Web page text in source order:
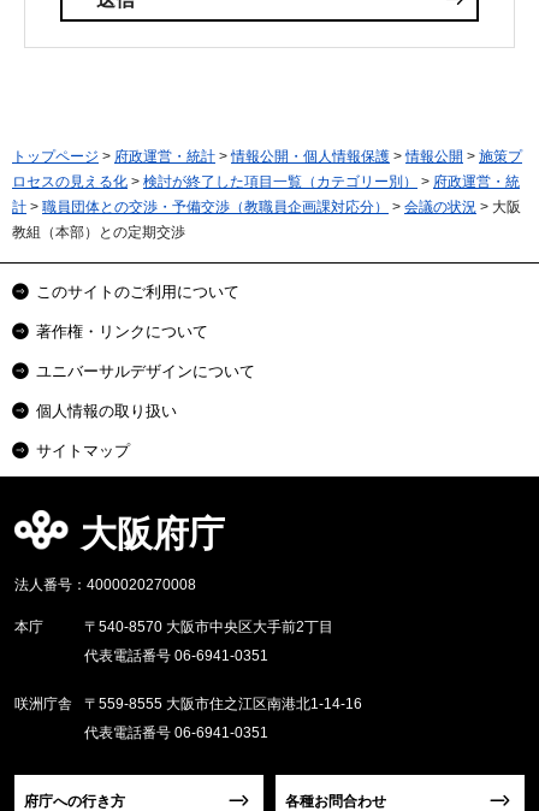
トップページ > 府政運営・統計 >情報公開・個人情報保護 >情報公開 > 施策プ
ロセスの見える化 > 検討が終了した項目一覧（カテゴリー別） > 府政運営・統
計 > 職員団体との交渉・予備交渉（教職員企画課対応分） > 会議の状況 > 大阪
教組（本部）との定期交渉
このサイトのご利用について
著作権・リンクについて
ユニバーサルデザインについて
個人情報の取り扱い
サイトマップ
大阪府庁
法人番号：4000020270008
本庁
〒540-8570 大阪市中央区大手前2丁目
代表電話番号 06-6941-0351
咲洲庁舎
〒559-8555 大阪市住之江区南港北1-14-16
代表電話番号 06-6941-0351
府庁への行き方 各種お問合わせ